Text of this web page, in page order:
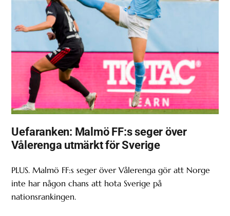
Uefaranken: Malmö FF:s seger över
Vålerenga utmärkt för Sverige
PLUS. Malmö FF:s seger över Vålerenga gör att Norge
inte har någon chans att hota Sverige på
nationsrankingen.